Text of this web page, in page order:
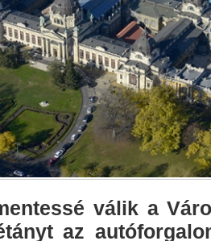
válik a
az